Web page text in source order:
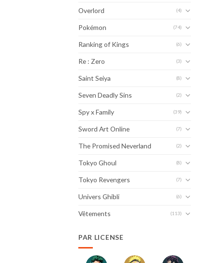
Overlord (4)
Pokémon (74)
Ranking of Kings (6)
Re : Zero (3)
Saint Seiya (8)
Seven Deadly Sins (2)
Spy x Family (39)
Sword Art Online (7)
The Promised Neverland (2)
Tokyo Ghoul (8)
Tokyo Revengers (7)
Univers Ghibli (6)
Vêtements (113)
PAR LICENSE